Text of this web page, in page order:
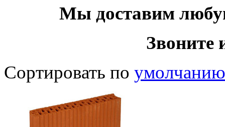
Мы доставим
Звоните
Сортировать по умолчанию